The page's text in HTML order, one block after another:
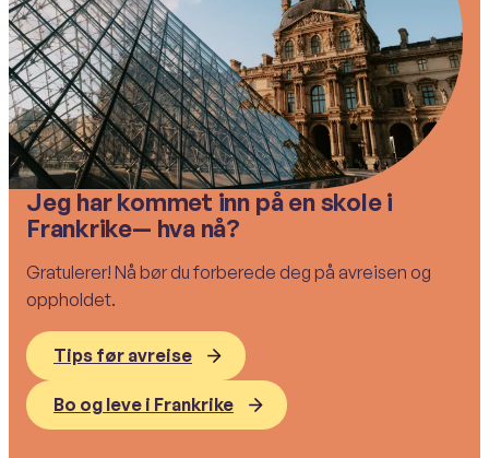
Jeg har kommet inn på en skole i
Frankrike— hva nå?
Gratulerer! Nå bør du forberede deg på avreisen og
oppholdet.
Tips før avreise
Bo og leve i Frankrike